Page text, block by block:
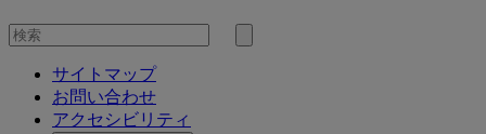
を
検
サイトマップ
お問い合わせ
アクセシビリティ